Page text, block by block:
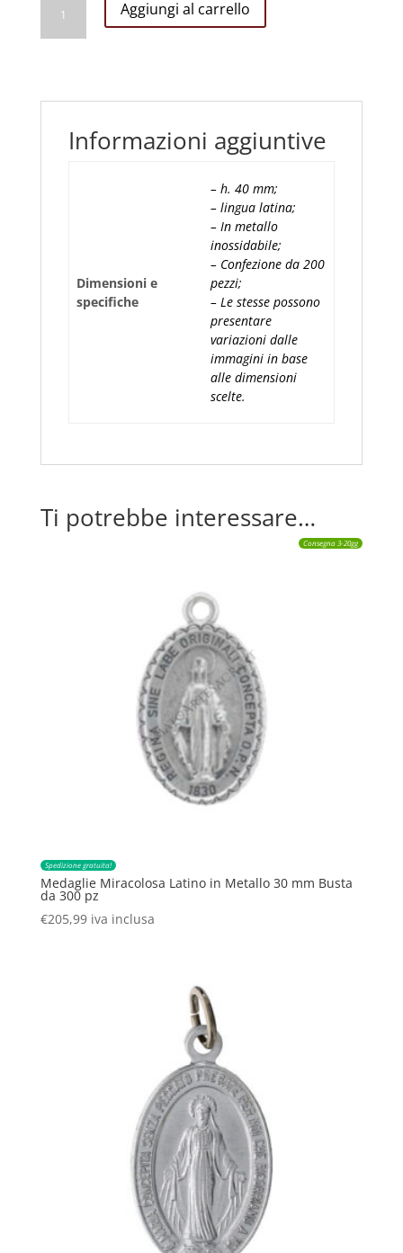
Miracolosa
Latino
40mm
Anello
Aggiungi al carrello
Informazioni aggiuntive
Dimensioni e
specifiche
– h. 40 mm;
– lingua latina;
– In metallo
inossidabile;
– Confezione da 200
pezzi;
– Le stesse possono
presentare
variazioni dalle
immagini in base
alle dimensioni
scelte.
Ti potrebbe interessare…
Consegna 3-20gg
Spedizione gratuita!
Medaglie Miracolosa Latino in Metallo 30 mm Busta
da 300 pz
€205,99 iva inclusa